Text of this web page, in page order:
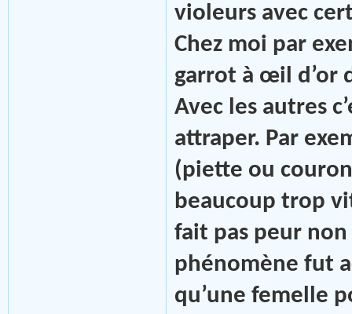
violeurs avec
Chez moi par
garrot à œil d’or
Avec les autres
attraper. Par
(piette ou
beaucoup trop
fait pas peur
phénomène fut
qu’une femelle